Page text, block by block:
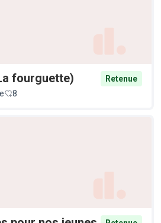
fourguette)
Retenue
8